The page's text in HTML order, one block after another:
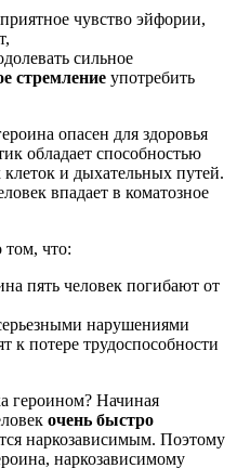
чувство эйфории,
сильное
стремление употребить
опасен для здоровья
обладает способностью
клеток и дыхательных путей.
впадает в коматозное
том, что:
пять человек погибают от
нарушениями
к потере трудоспособности
героином? Начиная
очень быстро
наркозависимым. Поэтому
наркозависимому